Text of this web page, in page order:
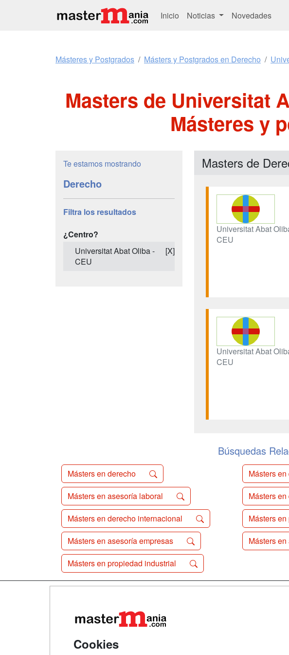
Inicio Noticias Novedades
Másteres y Postgrados Másters y Postgrados en Derecho
Masters de Universitat
Másteres y
Te estamos mostrando
Derecho
Filtra los resultados
¿Centro?
Universitat Abat Oliba -
CEU
[X]
Masters de
Universitat Abat
CEU
Universitat Abat
CEU
Búsquedas
Másters en derecho Másters
Másters en asesoría laboral
Másters
Másters en derecho internacional
Másters
Másters en asesoría empresas
Másters
Másters en propiedad industrial
Cookies